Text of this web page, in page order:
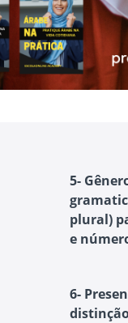
5-
plural)
e
6-